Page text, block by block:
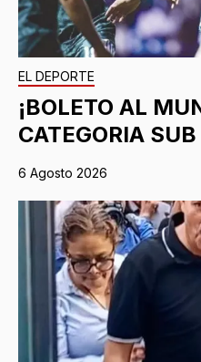
EL DEPORTE
¡BOLETO AL
CATEGORIA
6 Agosto 2026